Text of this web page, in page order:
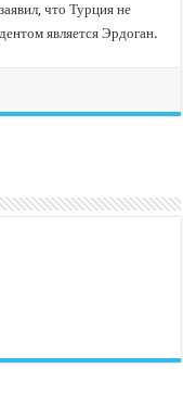
что Турция не
является Эрдоган.